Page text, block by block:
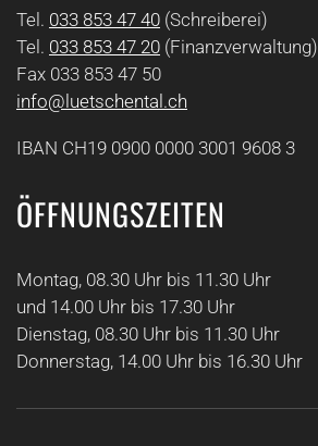
Tel. 033 853 47 40 (Schreiberei)
Tel. 033 853 47 20 (Finanzverwaltung)
Fax 033 853 47 50
info@luetschental.ch
IBAN CH19 0900 0000 3001 9608 3
ÖFFNUNGSZEITEN
Montag, 08.30 Uhr bis 11.30 Uhr
und 14.00 Uhr bis 17.30 Uhr
Dienstag, 08.30 Uhr bis 11.30 Uhr
Donnerstag, 14.00 Uhr bis 16.30 Uhr